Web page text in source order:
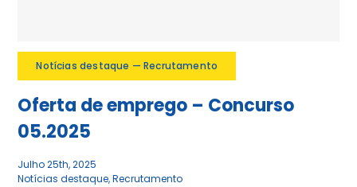
Notícias destaque — Recrutamento
Oferta de emprego – Concurso
05.2025
Julho 25th, 2025
Notícias destaque,Recrutamento